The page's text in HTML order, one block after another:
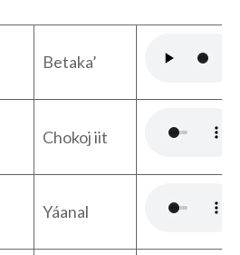
Betaka’
Chokoj iit
Yáanal